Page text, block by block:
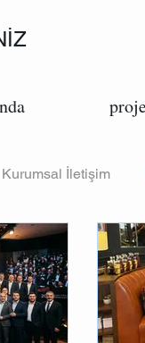
Kurumsal İletişim
Marka Pazarlama